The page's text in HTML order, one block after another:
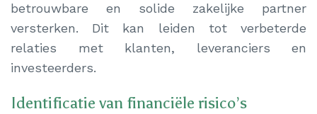
betrouwbare en solide zakelijke partner
versterken. Dit kan leiden tot verbeterde
relaties met klanten, leveranciers en
investeerders.
Identificatie van financiële risico’s